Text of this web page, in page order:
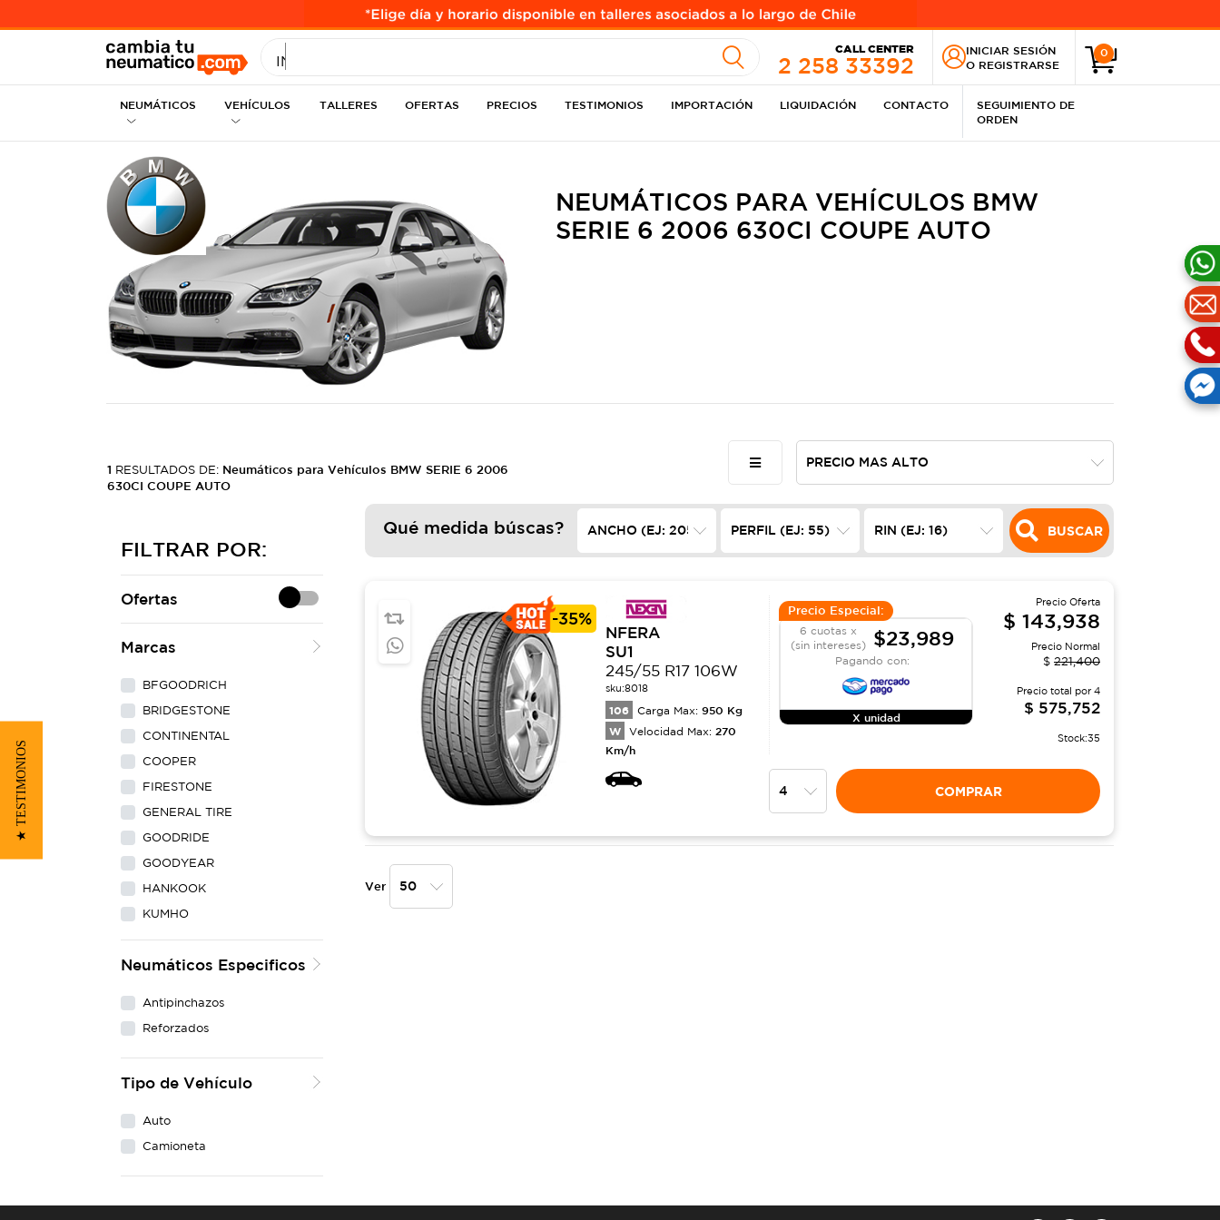
INGRESE MEDIDA
CALL CENTER
2 258 33392
INICIAR SESIÓN
O REGISTRARSE
0
NEUMÁTICOS VEHÍCULOS TALLERES OFERTAS PRECIOS TESTIMONIOS IMPORTACIÓN LIQUIDACIÓN CONTACTO
SEGUIMIENTO DE
ORDEN
NEUMÁTICOS PARA VEHÍCULOS BMW
SERIE 6 2006 630CI COUPE AUTO
1 RESULTADOS DE: Neumáticos para Vehículos BMW SERIE 6 2006
630CI COUPE AUTO
FILTRAR POR:
Ofertas
Marcas
BFGOODRICH
BRIDGESTONE
CONTINENTAL
COOPER
FIRESTONE
GENERAL TIRE
GOODRIDE
GOODYEAR
HANKOOK
KUMHO
LING LONG
MAXXIS
YOKOHAMA
Neumáticos Especificos
Antipinchazos
Reforzados
Tipo de Vehículo
Auto
Camioneta
Qué medida búscas? BUSCAR
-35%
NFERA
SU1
245/55 R17 106W
sku:8018
106 Carga Max: 950 Kg
W Velocidad Max: 270
Km/h
Precio Especial:
6 cuotas x
(sin intereses)
$23,989
Pagando con:
X unidad
Precio Oferta
$ 143,938
Precio Normal
$ 221,400
Precio total por4
$ 575,752
Stock:35
COMPRAR
Ver
★ TESTIMONIOS